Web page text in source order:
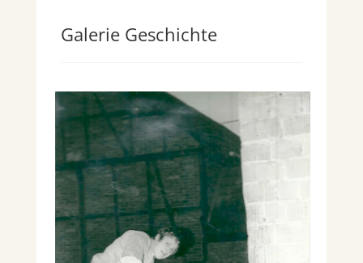
Galerie Geschichte